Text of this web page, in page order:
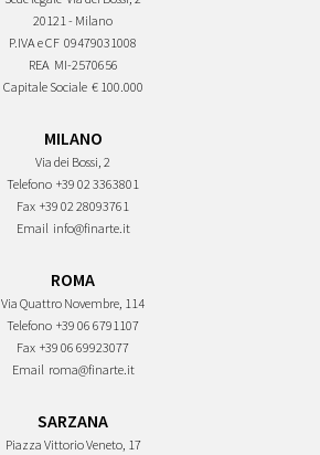
20121 - Milano
P.IVA e CF 09479031008
REA MI-2570656
Capitale Sociale € 100.000
MILANO
Via dei Bossi, 2
Telefono +39 02 3363801
Fax +39 02 28093761
Email info@finarte.it
ROMA
Via Quattro Novembre, 114
Telefono +39 06 6791107
Fax +39 06 69923077
Email roma@finarte.it
SARZANA
Piazza Vittorio Veneto, 17